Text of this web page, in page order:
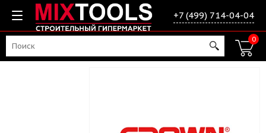
+7 (499) 714-04-04
0